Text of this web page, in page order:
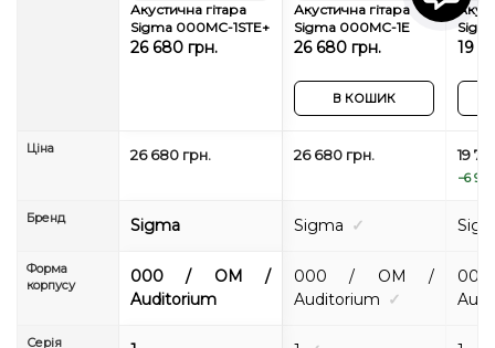
Акустична гітара
Sigma 000MC-1STE+
26 680 грн.
Акустична гітара
Sigma 000MC-1E
26 680 грн.
В КОШИК
19
Ціна 26 680 грн. 26 680 грн. 19
−6
Бренд Sigma Sigma ✓
Форма
корпусу
000 / OM /
Auditorium
000 / OM /
Auditorium ✓
Серія